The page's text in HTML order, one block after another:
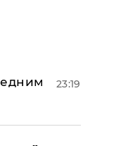
23:19